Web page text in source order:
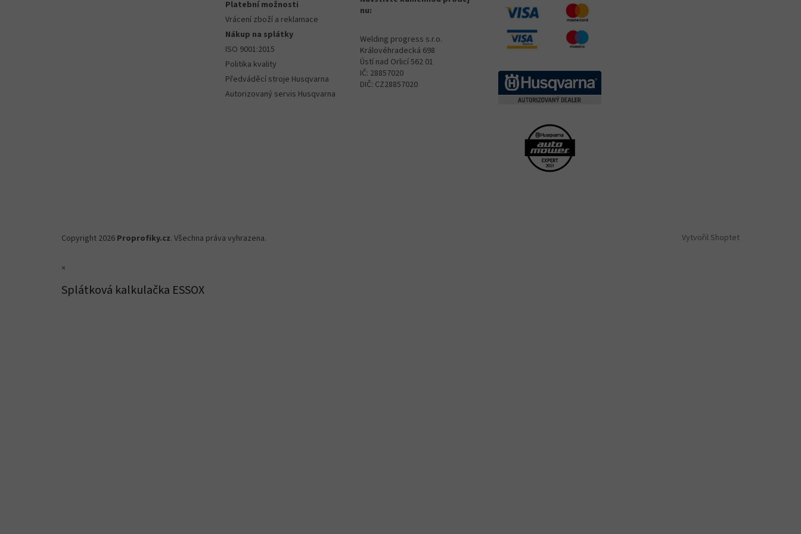
Platební možnosti
Vrácení zboží a reklamace
Nákup na splátky
ISO 9001:2015
Politika kvality
Předváděcí stroje Husqvarna
Autorizovaný servis Husqvarna
nu:
Welding progress s.r.o.
Královéhradecká 698
Ústí nad Orlicí 562 01
IČ: 28857020
DIČ: CZ28857020
Vytvořil Shoptet
Copyright 2026 Proprofiky.cz. Všechna práva vyhrazena.
×
Splátková kalkulačka ESSOX